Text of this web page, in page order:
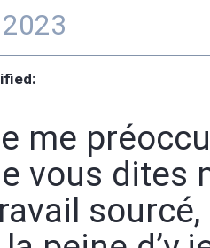
me
vous dites
sourcé,